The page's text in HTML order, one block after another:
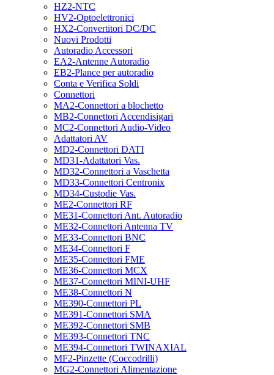
HZ2-NTC
HV2-Optoelettronici
HX2-Convertitori DC/DC
Nuovi Prodotti
Autoradio Accessori
EA2-Antenne Autoradio
EB2-Plance per autoradio
Conta e Verifica Soldi
Connettori
MA2-Connettori a blochetto
MB2-Connettori Accendisigari
MC2-Connettori Audio-Video
Adattatori AV
MD2-Connettori DATI
MD31-Adattatori Vas.
MD32-Connettori a Vaschetta
MD33-Connettori Centronix
MD34-Custodie Vas.
ME2-Connettori RF
ME31-Connettori Ant. Autoradio
ME32-Connettori Antenna TV
ME33-Connettori BNC
ME34-Connettori F
ME35-Connettori FME
ME36-Connettori MCX
ME37-Connettori MINI-UHF
ME38-Connettori N
ME390-Connettori PL
ME391-Connettori SMA
ME392-Connettori SMB
ME393-Connettori TNC
ME394-Connettori TWINAXIAL
MF2-Pinzette (Coccodrilli)
MG2-Connettori Alimentazione